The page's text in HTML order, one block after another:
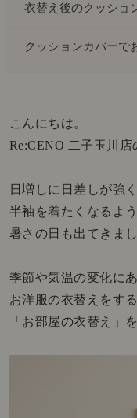
こんにちは。
Re:CENO 二子玉川店
日増しに日差しが強く
半袖を着たくなるよ
暑さの日も出てきまし
季節や気温の変化に
お洋服の衣替えをす
「お部屋の衣替え」
衣替え後のクッショ
クッションカバーで